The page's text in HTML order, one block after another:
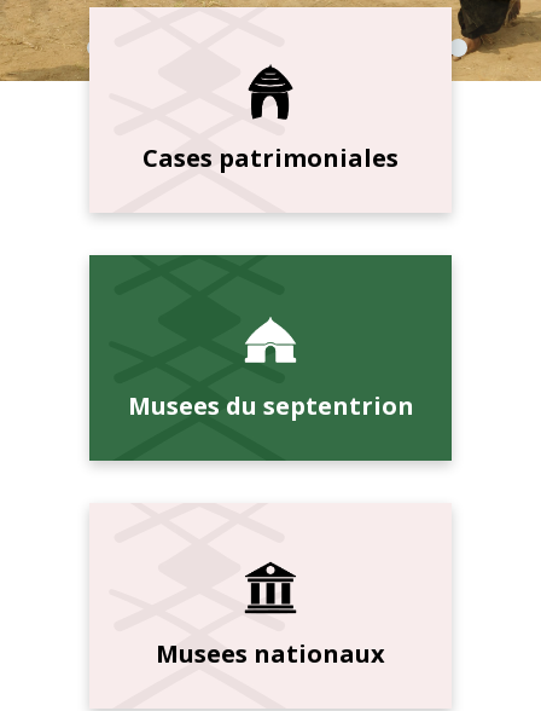
Cases patrimoniales
Musees du septentrion
Musees nationaux